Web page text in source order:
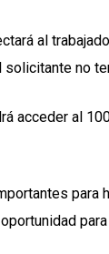
al
no
acceder al
para